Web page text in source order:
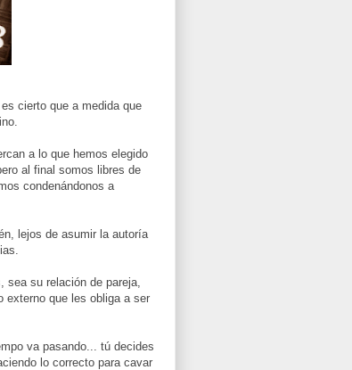
cierto que a medida que
a lo que hemos elegido
al final somos libres de
condenándonos a
lejos de asumir la autoría
su relación de pareja,
externo que les obliga a ser
va pasando... tú decides
lo correcto para cavar